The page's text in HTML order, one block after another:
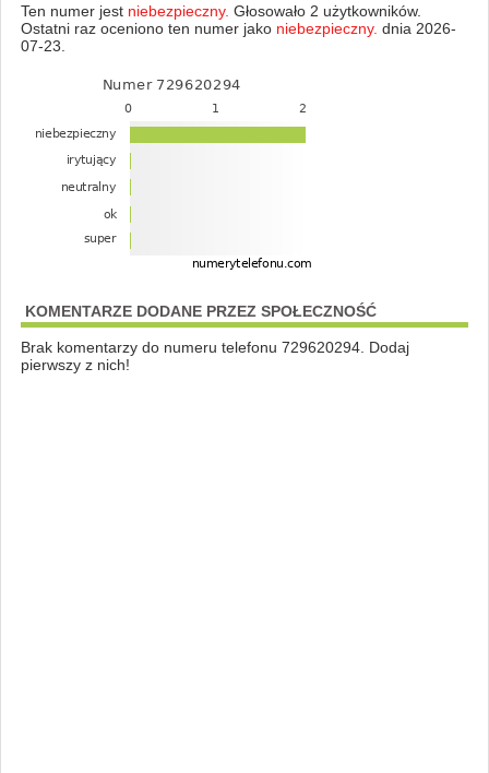
Ten numer jest niebezpieczny. Głosowało 2 użytkowników.
Ostatni raz oceniono ten numer jako niebezpieczny. dnia 2026-
07-23.
KOMENTARZE DODANE PRZEZ SPOŁECZNOŚĆ
Brak komentarzy do numeru telefonu 729620294. Dodaj
pierwszy z nich!